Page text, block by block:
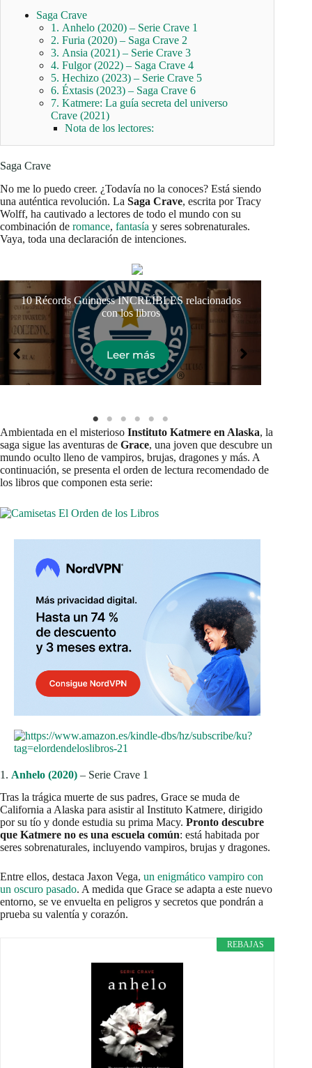
Saga Crave
1. Anhelo (2020) – Serie Crave 1
2. Furia (2020) – Saga Crave 2
3. Ansia (2021) – Serie Crave 3
4. Fulgor (2022) – Saga Crave 4
5. Hechizo (2023) – Serie Crave 5
6. Éxtasis (2023) – Saga Crave 6
7. Katmere: La guía secreta del universo
Crave (2021)
Nota de los lectores:
Saga Crave
No me lo puedo creer. ¿Todavía no la conoces? Está siendo
una auténtica revolución. La Saga Crave, escrita por Tracy
Wolff, ha cautivado a lectores de todo el mundo con su
combinación de romance, fantasía y seres sobrenaturales.
Vaya, toda una declaración de intenciones.
10 Récords Guinness INCREÍBLES relacionados
con los libros
Leer más
Ambientada en el misterioso Instituto Katmere en Alaska, la
saga sigue las aventuras de Grace, una joven que descubre un
mundo oculto lleno de vampiros, brujas, dragones y más. A
continuación, se presenta el orden de lectura recomendado de
los libros que componen esta serie:
1. Anhelo (2020) – Serie Crave 1
Tras la trágica muerte de sus padres, Grace se muda de
California a Alaska para asistir al Instituto Katmere, dirigido
por su tío y donde estudia su prima Macy. Pronto descubre
que Katmere no es una escuela común: está habitada por
seres sobrenaturales, incluyendo vampiros, brujas y dragones.
Entre ellos, destaca Jaxon Vega, un enigmático vampiro con
un oscuro pasado. A medida que Grace se adapta a este nuevo
entorno, se ve envuelta en peligros y secretos que pondrán a
prueba su valentía y corazón.
REBAJAS